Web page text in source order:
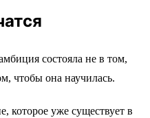
состояла не в том,
чтобы она научилась.
которое уже существует в